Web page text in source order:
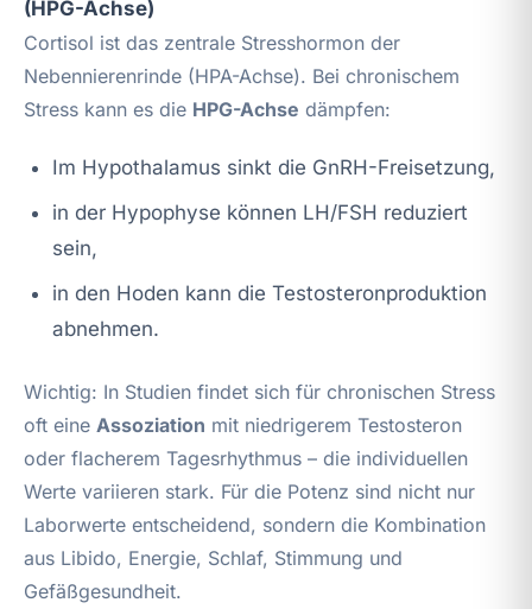
(HPG-Achse)
Cortisol ist das zentrale Stresshormon der
Nebennierenrinde (HPA-Achse). Bei chronischem
Stress kann es die HPG-Achse dämpfen:
Im Hypothalamus sinkt die GnRH-Freisetzung,
in der Hypophyse können LH/FSH reduziert
sein,
in den Hoden kann die Testosteronproduktion
abnehmen.
Wichtig: In Studien findet sich für chronischen Stress
oft eine Assoziation mit niedrigerem Testosteron
oder flacherem Tagesrhythmus – die individuellen
Werte variieren stark. Für die Potenz sind nicht nur
Laborwerte entscheidend, sondern die Kombination
aus Libido, Energie, Schlaf, Stimmung und
Gefäßgesundheit.